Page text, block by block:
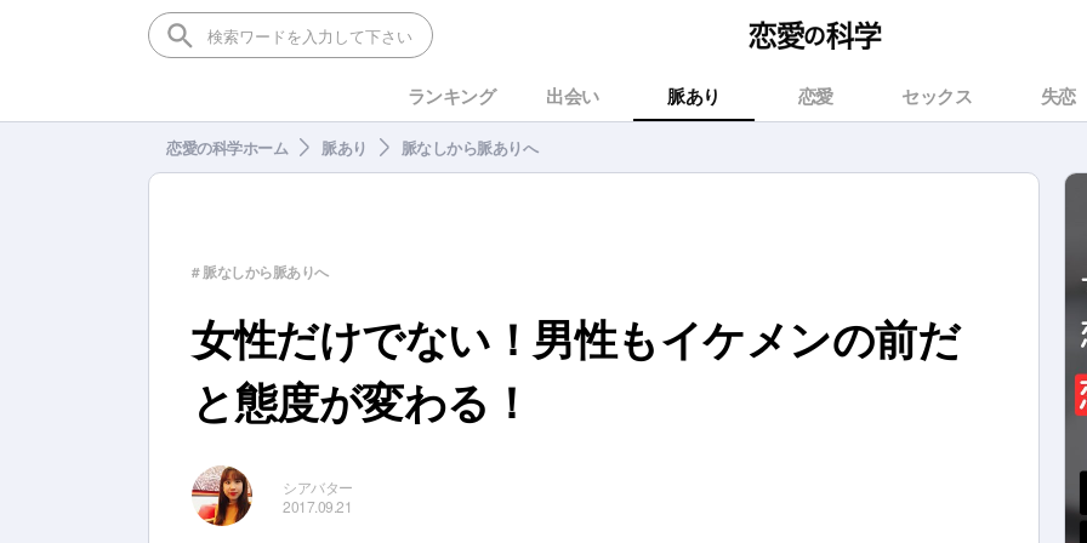
ランキング 出会い 脈あり 恋愛 セックス 失恋
恋愛の科学ホーム 脈あり 脈なしから脈ありへ
# 脈なしから脈ありへ
女性だけでない！男性もイケメンの前だ
と態度が変わる！
シアバター
2017.09.21